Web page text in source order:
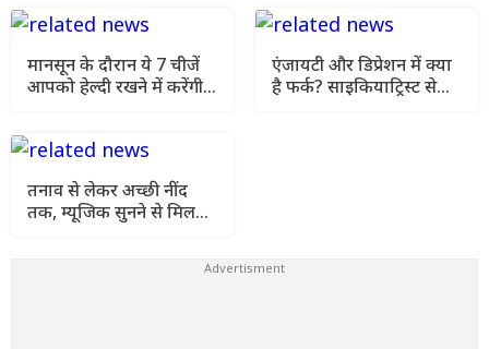
मानसून के दौरान ये 7 चीजें
आपको हेल्दी रखने में करेंगी
एंजायटी और डिप्रेशन में क्या
है फर्क? साइकियाट्रिस्ट से
तनाव से लेकर अच्छी नींद
तक, म्यूजिक सुनने से मिलते